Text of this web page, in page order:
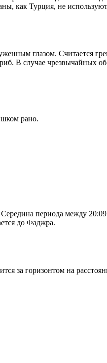
как Турция, не
глазом. Считается
В случае чрезвычайных
рано.
периода между 20:09
до Фаджра.
за горизонтом на